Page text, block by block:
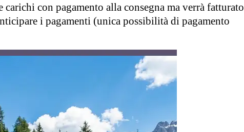
con pagamento alla consegna ma verrà fatturato
i pagamenti (unica possibilità di pagamento